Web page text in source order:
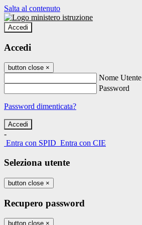
Salta al contenuto
Accedi
Accedi
button close ×
Nome Utente
Password
Password dimenticata?
-
Entra con SPID Entra con CIE
Seleziona utente
button close ×
Recupero password
button close ×